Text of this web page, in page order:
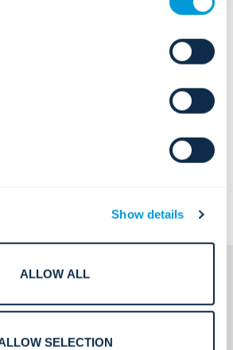
your information with.
Show details
ALLOW ALL
SELECTION